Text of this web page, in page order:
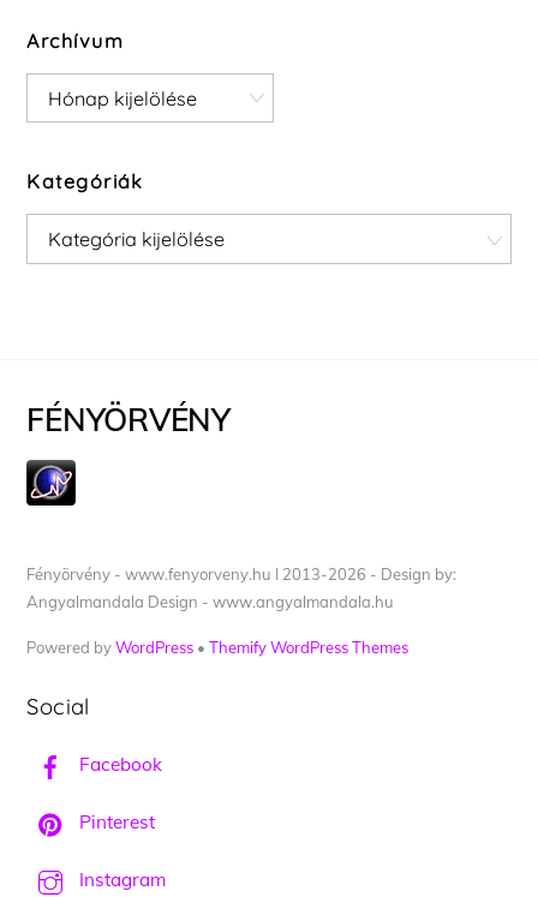
Archívum
Archívum
Kategóriák
Kategóriák
FÉNYÖRVÉNY
Fényörvény - www.fenyorveny.hu I 2013-2026 - Design by:
Angyalmandala Design - www.angyalmandala.hu
Powered byWordPress •Themify WordPress Themes
Social
Facebook
Pinterest
Instagram